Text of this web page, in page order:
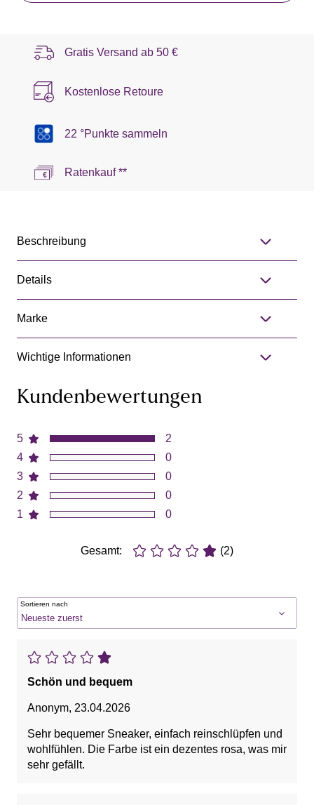
Gratis Versand ab 50 €
Kostenlose Retoure
22 °Punkte sammeln
Ratenkauf **
Beschreibung
Details
Marke
Wichtige Informationen
Kundenbewertungen
5
4
3
2
1
2
0
0
0
0
Gesamt: (2)
Sortieren nach
Schön und bequem
Anonym, 23.04.2026
Sehr bequemer Sneaker, einfach reinschlüpfen und
wohlfühlen. Die Farbe ist ein dezentes rosa, was mir
sehr gefällt.